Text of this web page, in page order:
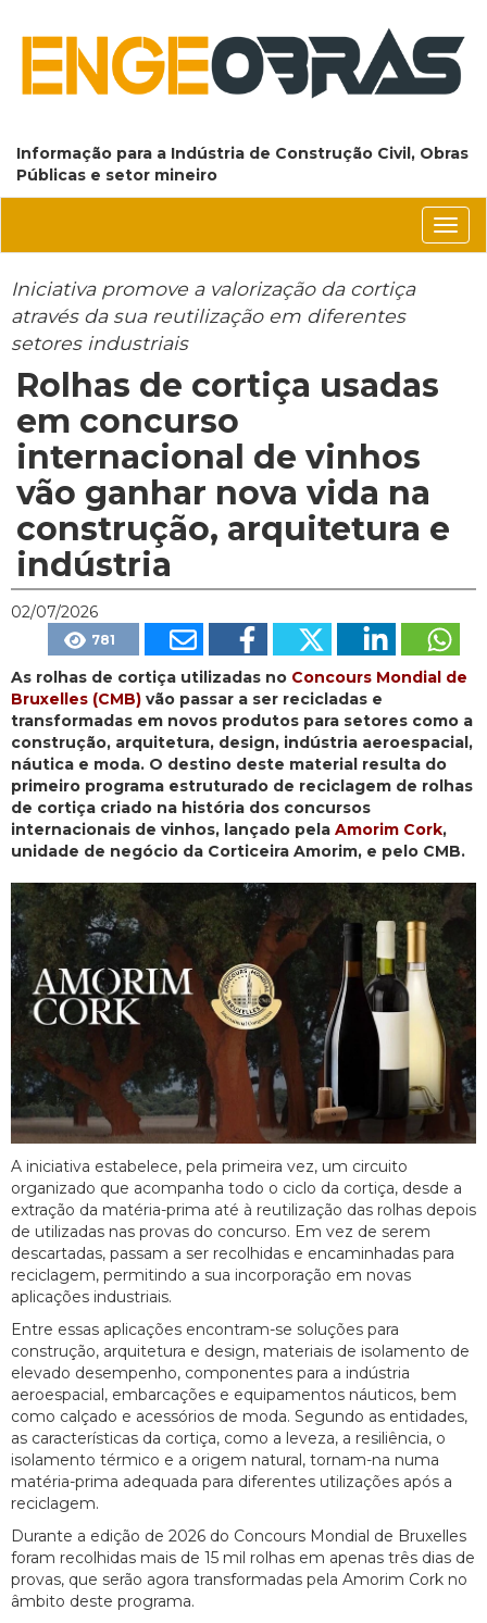
Informação para a Indústria de Construção Civil, Obras
Públicas e setor mineiro
Iniciativa promove a valorização da cortiça
através da sua reutilização em diferentes
setores industriais
Rolhas de cortiça usadas
em concurso
internacional de vinhos
vão ganhar nova vida na
construção, arquitetura e
indústria
02/07/2026
781
As rolhas de cortiça utilizadas no Concours Mondial de
Bruxelles (CMB) vão passar a ser recicladas e
transformadas em novos produtos para setores como a
construção, arquitetura, design, indústria aeroespacial,
náutica e moda. O destino deste material resulta do
primeiro programa estruturado de reciclagem de rolhas
de cortiça criado na história dos concursos
internacionais de vinhos, lançado pela Amorim Cork,
unidade de negócio da Corticeira Amorim, e pelo CMB.
A iniciativa estabelece, pela primeira vez, um circuito
organizado que acompanha todo o ciclo da cortiça, desde a
extração da matéria-prima até à reutilização das rolhas depois
de utilizadas nas provas do concurso. Em vez de serem
descartadas, passam a ser recolhidas e encaminhadas para
reciclagem, permitindo a sua incorporação em novas
aplicações industriais.
Entre essas aplicações encontram-se soluções para
construção, arquitetura e design, materiais de isolamento de
elevado desempenho, componentes para a indústria
aeroespacial, embarcações e equipamentos náuticos, bem
como calçado e acessórios de moda. Segundo as entidades,
as características da cortiça, como a leveza, a resiliência, o
isolamento térmico e a origem natural, tornam-na numa
matéria-prima adequada para diferentes utilizações após a
reciclagem.
Durante a edição de 2026 do Concours Mondial de Bruxelles
foram recolhidas mais de 15 mil rolhas em apenas três dias de
provas, que serão agora transformadas pela Amorim Cork no
âmbito deste programa.